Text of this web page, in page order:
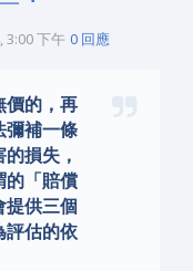
3:00 下午 0 回應
價的，再
彌補一條
損失，
的「賠償
提供三個
評估的依